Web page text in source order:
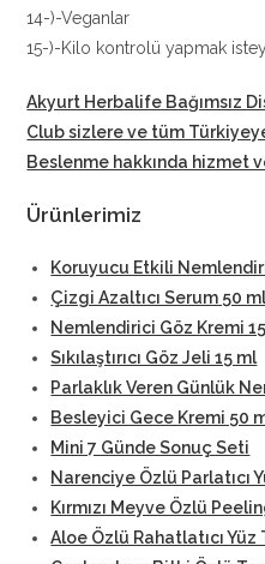
14-)-Veganlar
15-)-Kilo kontrolü yapmak
Akyurt Herbalife Bağımsız
Club sizlere ve tüm
Beslenme hakkında hizmet
Ürünlerimiz
Koruyucu Etkili
Çizgi Azaltıcı Serum 50
Nemlendirici Göz Kremi
Sıkılaştırıcı Göz Jeli 15 ml
Parlaklık Veren Günlük
Besleyici Gece Kremi 50
Mini 7 Günde Sonuç Seti
Narenciye Özlü Parlatıcı
Kırmızı Meyve Özlü
Aloe Özlü Rahatlatıcı